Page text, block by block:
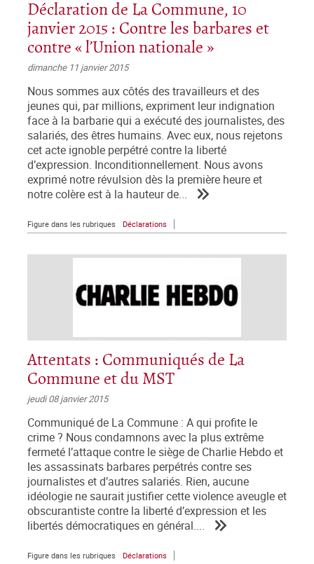
Déclaration de La Commune, 10
janvier 2015 : Contre les barbares et
contre « l’Union nationale »
dimanche 11 janvier 2015
Nous sommes aux côtés des travailleurs et des
jeunes qui, par millions, expriment leur indignation
face à la barbarie qui a exécuté des journalistes, des
salariés, des êtres humains. Avec eux, nous rejetons
cet acte ignoble perpétré contre la liberté
d’expression. Inconditionnellement. Nous avons
exprimé notre révulsion dès la première heure et
notre colère est à la hauteur de...
Figure dans les rubriques Déclarations
Attentats : Communiqués de La
Commune et du MST
jeudi 08 janvier 2015
Communiqué de La Commune : A qui profite le
crime ? Nous condamnons avec la plus extrême
fermeté l’attaque contre le siège de Charlie Hebdo et
les assassinats barbares perpétrés contre ses
journalistes et d’autres salariés. Rien, aucune
idéologie ne saurait justifier cette violence aveugle et
obscurantiste contre la liberté d’expression et les
libertés démocratiques en général....
Figure dans les rubriques Déclarations